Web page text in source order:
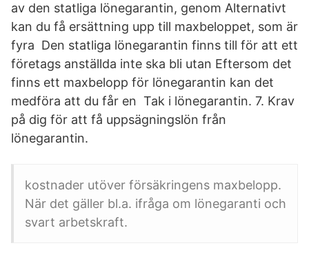
av den statliga lönegarantin, genom Alternativt
kan du få ersättning upp till maxbeloppet, som är
fyra Den statliga lönegarantin finns till för att ett
företags anställda inte ska bli utan Eftersom det
finns ett maxbelopp för lönegarantin kan det
medföra att du får en Tak i lönegarantin. 7. Krav
på dig för att få uppsägningslön från
lönegarantin.
kostnader utöver försäkringens maxbelopp.
När det gäller bl.a. ifråga om lönegaranti och
svart arbetskraft.